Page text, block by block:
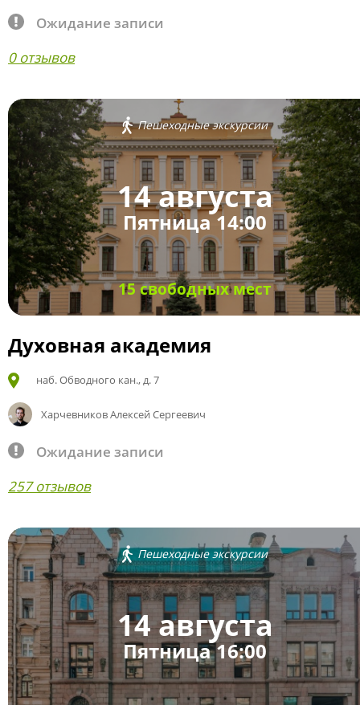
Ожидание записи
0 отзывов
Пешеходные экскурсии
14 августа
Пятница 14:00
15 свободных мест
Духовная академия
наб. Обводного кан., д. 7
Харчевников Алексей Сергеевич
Ожидание записи
257 отзывов
Пешеходные экскурсии
14 августа
Пятница 16:00